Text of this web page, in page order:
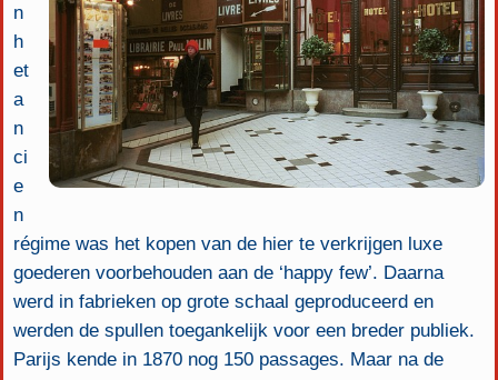
n
h
et
a
n
ci
e
n
régime was het kopen van de hier te verkrijgen luxe
goederen voorbehouden aan de ‘happy few’. Daarna
werd in fabrieken op grote schaal geproduceerd en
werden de spullen toegankelijk voor een breder publiek.
Parijs kende in 1870 nog 150 passages. Maar na de